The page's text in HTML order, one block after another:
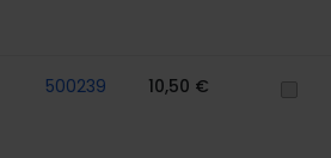
500239 10,50 €